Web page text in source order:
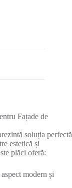
Fațade de
soluția perfectă
estetică și
plăci oferă:
modern și